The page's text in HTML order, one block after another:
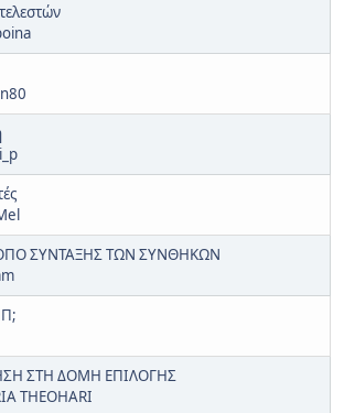
ΣΥΝΤΑΞΗΣ ΤΩΝ ΣΥΝΘΗΚΩΝ
ΣΤΗ ΔΟΜΗ ΕΠΙΛΟΓΗΣ
THEOHARI